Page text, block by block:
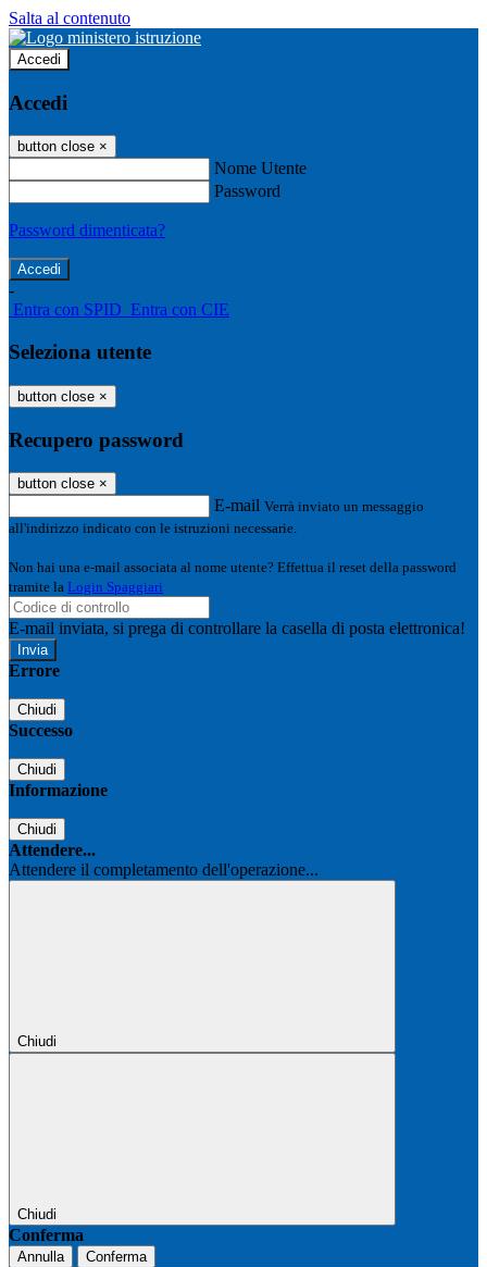
Salta al contenuto
Accedi
Accedi
button close ×
Nome Utente
Password
Password dimenticata?
-
Entra con SPID Entra con CIE
Seleziona utente
button close ×
Recupero password
button close ×
E-mail Verrà inviato un messaggio
all'indirizzo indicato con le istruzioni necessarie.
Non hai una e-mail associata al nome utente? Effettua il reset della password
tramite la Login Spaggiari
E-mail inviata, si prega di controllare la casella di posta elettronica!
Errore
Chiudi
Successo
Chiudi
Informazione
Chiudi
Attendere...
Attendere il completamento dell'operazione...
Chiudi
Chiudi
Conferma
Annulla Conferma